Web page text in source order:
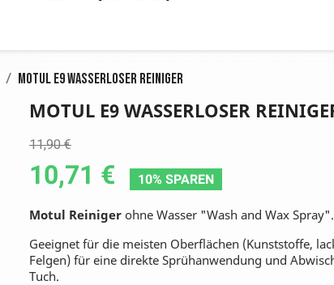
Motul E9 Wasserloser Reiniger
MOTUL E9 WASSERLOSER
11,90 €
10,71 € 10% SPAREN
Motul Reiniger ohne Wasser "Wash and Wax Spray".
Geeignet für die meisten Oberflächen (Kunststoffe,
Felgen) für eine direkte Sprühanwendung und
Tuch.